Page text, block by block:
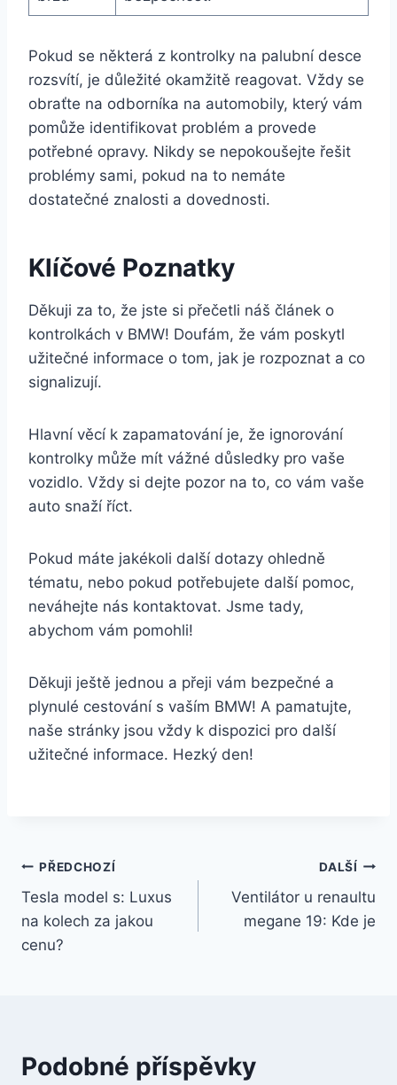
Pokud se některá z kontrolky na palubní desce
rozsvítí, je důležité okamžitě reagovat. Vždy se
obraťte na odborníka na automobily, který vám
pomůže identifikovat problém a provede
potřebné opravy. Nikdy se nepokoušejte řešit
problémy sami, pokud na to nemáte
dostatečné znalosti a dovednosti.
Klíčové Poznatky
Děkuji za to, že jste si přečetli náš článek o
kontrolkách v BMW! Doufám, že vám poskytl
užitečné informace o tom, jak je rozpoznat a co
signalizují.
Hlavní věcí k zapamatování je, že ignorování
kontrolky může mít vážné důsledky pro vaše
vozidlo. Vždy si dejte pozor na to, co vám vaše
auto snaží říct.
Pokud máte jakékoli další dotazy ohledně
tématu, nebo pokud potřebujete další pomoc,
neváhejte nás kontaktovat. Jsme tady,
abychom vám pomohli!
Děkuji ještě jednou a přeji vám bezpečné a
plynulé cestování s vaším BMW! A pamatujte,
naše stránky jsou vždy k dispozici pro další
užitečné informace. Hezký den!
Navigace
pro
příspěvek
PŘEDCHOZÍ
Tesla model s: Luxus
na kolech za jakou
cenu?
DALŠÍ
Ventilátor u renaultu
megane 19: Kde je
Podobné příspěvky